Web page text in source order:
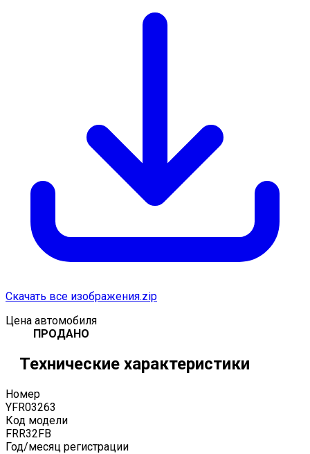
Скачать все изображения.zip
Цена автомобиля
ПРОДАНО
Технические характеристики
Номер
YFR03263
Код модели
FRR32FB
Год/месяц регистрации